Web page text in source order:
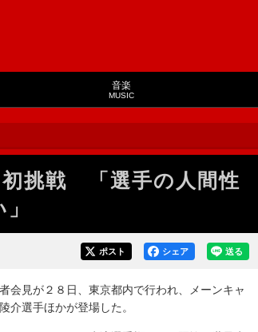
音楽
MUSIC
初挑戦 「選手の人間性
送る
シェア
ポスト
見が２８日、東京都内で行われ、メーンキャ
介選手ほかが登場した。